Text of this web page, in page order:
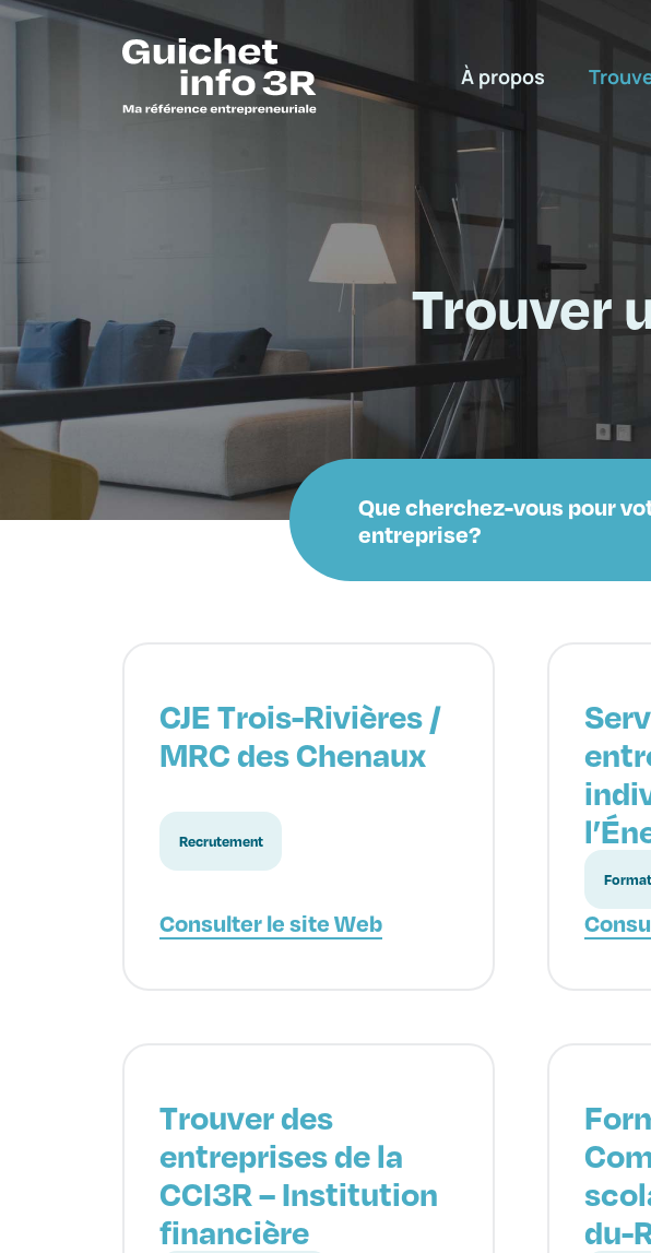
À propos
Trouver
Que cherchez-vous pour
entreprise?
CJE Trois-Rivières /
MRC des Chenaux
Recrutement
Consulter le site Web
Trouver des
entreprises de la
CCI3R – Institution
financière
du-